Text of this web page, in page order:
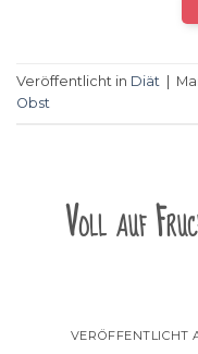
Veröffentlicht in Diät
Obst
Voll auf
VERÖFFENTLICHT